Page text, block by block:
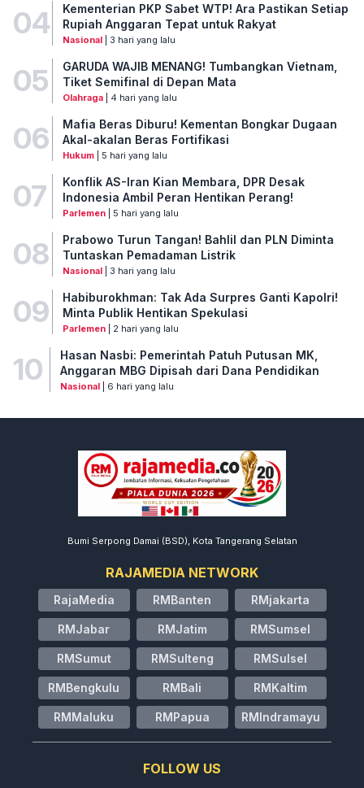
04
Kementerian PKP Sabet WTP! Ara Pastikan Setiap
Rupiah Anggaran Tepat untuk Rakyat
Nasional| 3 hari yang lalu
05
GARUDA WAJIB MENANG! Tumbangkan Vietnam,
Tiket Semifinal di Depan Mata
Olahraga| 4 hari yang lalu
06
Mafia Beras Diburu! Kementan Bongkar Dugaan
Akal-akalan Beras Fortifikasi
Hukum| 5 hari yang lalu
07
Konflik AS-Iran Kian Membara, DPR Desak
Indonesia Ambil Peran Hentikan Perang!
Parlemen| 5 hari yang lalu
08
Prabowo Turun Tangan! Bahlil dan PLN Diminta
Tuntaskan Pemadaman Listrik
Nasional| 3 hari yang lalu
09
Habiburokhman: Tak Ada Surpres Ganti Kapolri!
Minta Publik Hentikan Spekulasi
Parlemen| 2 hari yang lalu
10
Hasan Nasbi: Pemerintah Patuh Putusan MK,
Anggaran MBG Dipisah dari Dana Pendidikan
Nasional| 6 hari yang lalu
Bumi Serpong Damai (BSD), Kota Tangerang Selatan
RAJAMEDIA NETWORK
RajaMedia RMBanten RMjakarta
RMJabar RMJatim RMSumsel
RMSumut RMSulteng RMSulsel
RMBengkulu RMBali RMKaltim
RMMaluku RMPapua RMIndramayu
FOLLOW US